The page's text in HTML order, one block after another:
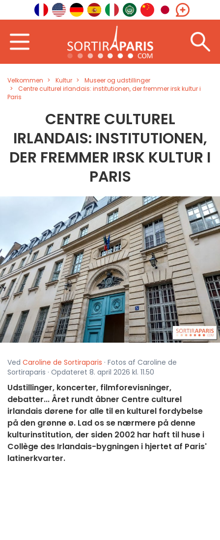
Velkommen Kultur
Museer og udstillinger
Centre culturel irlandais: institutionen, der fremmer irsk kultur i
Paris
CENTRE CULTUREL
IRLANDAIS: INSTITUTIONEN,
DER FREMMER IRSK KULTUR I
PARIS
Ved Caroline de Sortiraparis · Fotos af Caroline de
Sortiraparis · Opdateret 8. april 2026 kl. 11.50
Udstillinger, koncerter, filmforevisninger,
debatter... Året rundt åbner Centre culturel
irlandais dørene for alle til en kulturel fordybelse
på den grønne ø. Lad os se nærmere på denne
kulturinstitution, der siden 2002 har haft til huse i
Collège des Irlandais-bygningen i hjertet af Paris'
latinerkvarter.